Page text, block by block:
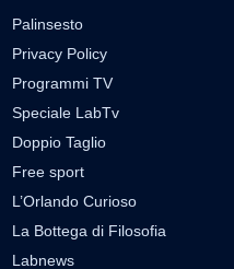
Palinsesto
Privacy Policy
Programmi TV
Speciale LabTv
Doppio Taglio
Free sport
L’Orlando Curioso
La Bottega di Filosofia
Labnews